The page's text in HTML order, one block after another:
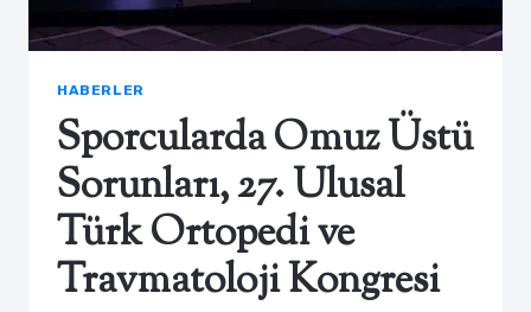
HABERLER
Sporcularda Omuz Üstü
Sorunları, 27. Ulusal
Türk Ortopedi ve
Travmatoloji Kongresi